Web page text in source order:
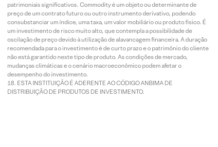
patrimoniais significativos. Commodity é um objeto ou determinante de
preço de um contrato futuro ou outro instrumento derivativo, podendo
consubstanciar um índice, uma taxa, um valor mobiliário ou produto físico. É
um investimento de risco muito alto, que contempla a possibilidade de
oscilação de preço devido à utilização de alavancagem financeira. A duração
recomendada para o investimento é de curto prazo e o patrimônio do cliente
não está garantido neste tipo de produto. As condições de mercado,
mudanças climáticas e o cenário macroeconômico podem afetar o
desempenho do investimento.
ESTA INSTITUIÇÃO É ADERENTE AO CÓDIGO ANBIMA DE
DISTRIBUIÇÃO DE PRODUTOS DE INVESTIMENTO.